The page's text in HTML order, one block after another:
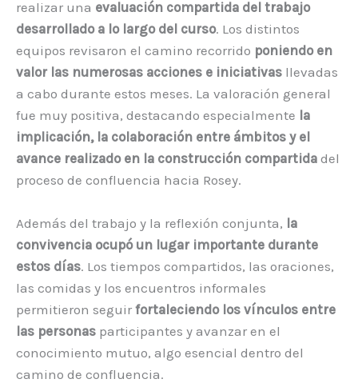
realizar una evaluación compartida del trabajo
desarrollado a lo largo del curso. Los distintos
equipos revisaron el camino recorrido poniendo en
valor las numerosas acciones e iniciativas llevadas
a cabo durante estos meses. La valoración general
fue muy positiva, destacando especialmente la
implicación, la colaboración entre ámbitos y el
avance realizado en la construcción compartida del
proceso de confluencia hacia Rosey.
Además del trabajo y la reflexión conjunta, la
convivencia ocupó un lugar importante durante
estos días. Los tiempos compartidos, las oraciones,
las comidas y los encuentros informales
permitieron seguir fortaleciendo los vínculos entre
las personas participantes y avanzar en el
conocimiento mutuo, algo esencial dentro del
camino de confluencia.